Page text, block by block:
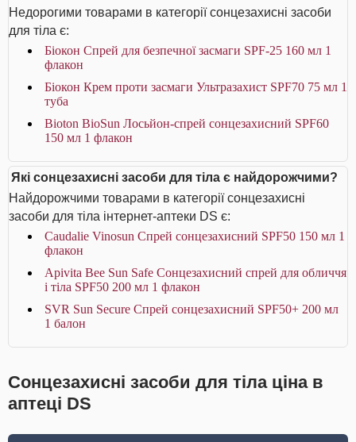
Недорогими товарами в категорії сонцезахисні засоби
для тіла є:
Біокон Спрей для безпечної засмаги SPF-25 160 мл 1
флакон
Біокон Крем проти засмаги Ультразахист SPF70 75 мл 1
туба
Bioton BioSun Лосьйон-спрей сонцезахисний SPF60
150 мл 1 флакон
Які сонцезахисні засоби для тіла є найдорожчими?
Найдорожчими товарами в категорії сонцезахисні
засоби для тіла інтернет-аптеки DS є:
Caudalie Vinosun Спрей сонцезахисний SPF50 150 мл 1
флакон
Apivita Bee Sun Safe Сонцезахисний спрей для обличчя
і тіла SPF50 200 мл 1 флакон
SVR Sun Secure Спрей сонцезахисний SPF50+ 200 мл
1 балон
Сонцезахисні засоби для тіла ціна в
аптеці DS